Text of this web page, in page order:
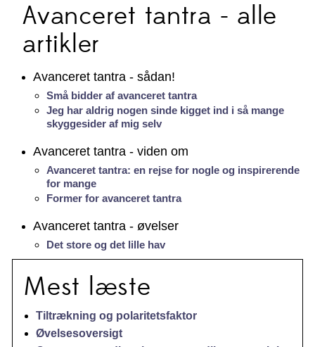
Avanceret tantra - alle
artikler
Avanceret tantra - sådan!
Små bidder af avanceret tantra
Jeg har aldrig nogen sinde kigget ind i så mange
skyggesider af mig selv
Avanceret tantra - viden om
Avanceret tantra: en rejse for nogle og inspirerende
for mange
Former for avanceret tantra
Avanceret tantra - øvelser
Det store og det lille hav
Mest læste
Tiltrækning og polaritetsfaktor
Øvelsesoversigt